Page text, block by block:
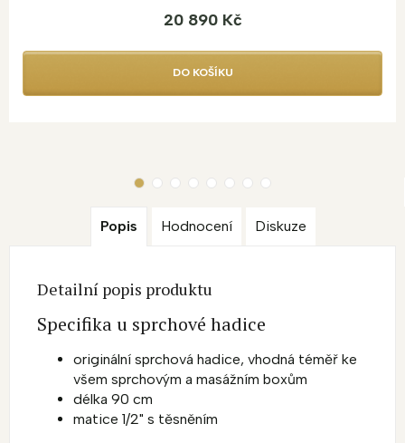
20 890 Kč
DO KOŠÍKU
Popis Hodnocení Diskuze
Detailní popis produktu
Specifika u sprchové hadice
originální sprchová hadice, vhodná téměř ke
všem sprchovým a masážním boxům
délka 90 cm
matice 1/2" s těsněním